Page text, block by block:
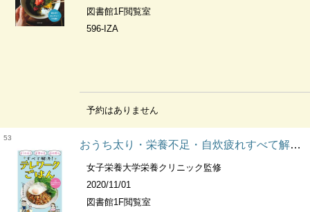
図書館1F閲覧室
596-IZA
予約はありません
53
おうち太り・栄養不足・自炊疲れすべて解決!テレワークごはん
女子栄養大学栄養クリニック監修
2020/11/01
図書館1F閲覧室